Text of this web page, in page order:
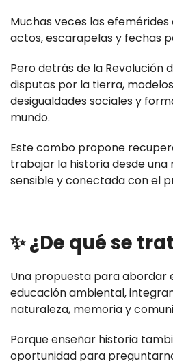
Muchas veces las
actos, escarapelas y fechas
Pero detrás de la Revolución
disputas por la tierra,
desigualdades sociales y
mundo.
Este combo propone
trabajar la historia desde
sensible y conectada con el
✨ ¿De qué se
Una propuesta para abordar
educación ambiental,
naturaleza, memoria y
Porque enseñar historia
oportunidad para